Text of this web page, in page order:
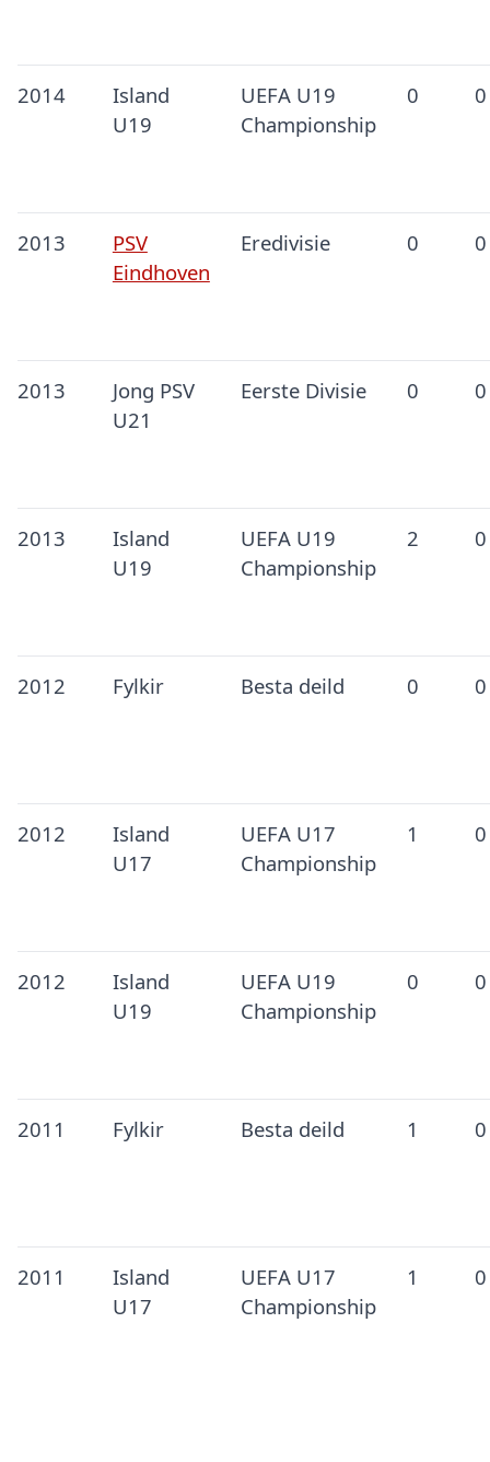
2014
Island
U19
UEFA U19
Championship
0 0
2013
PSV
Eindhoven
Eredivisie 0 0
2013
Jong PSV
U21
Eerste Divisie 0 0
2013
Island
U19
UEFA U19
Championship
2 0
2012 Fylkir Besta deild 0 0
2012
Island
U17
UEFA U17
Championship
1 0
2012
Island
U19
UEFA U19
Championship
0 0
2011 Fylkir Besta deild 1 0
2011
Island
U17
UEFA U17
Championship
1 0